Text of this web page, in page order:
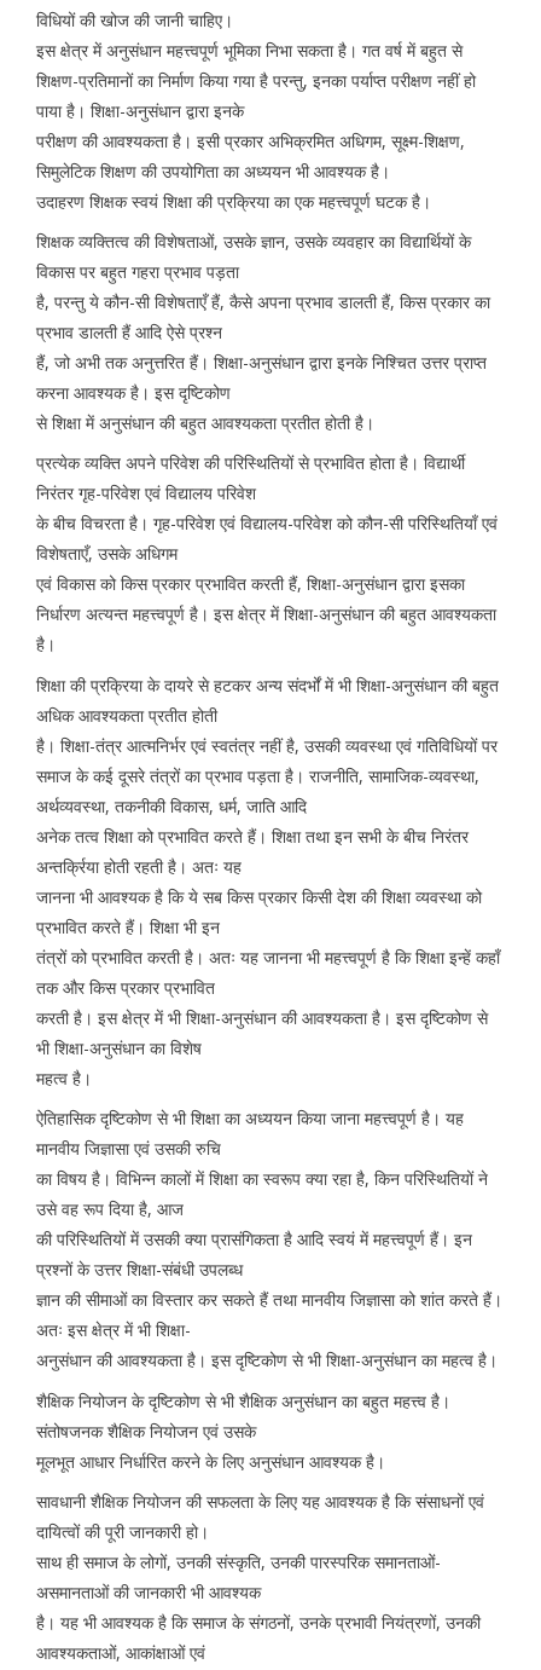
विधियों की खोज की जानी चाहिए।
इस क्षेत्र में अनुसंधान महत्त्वपूर्ण भूमिका निभा सकता है। गत वर्ष में बहुत से
शिक्षण-प्रतिमानों का निर्माण किया गया है परन्तु, इनका पर्याप्त परीक्षण नहीं हो
पाया है। शिक्षा-अनुसंधान द्वारा इनके
परीक्षण की आवश्यकता है। इसी प्रकार अभिक्रमित अधिगम, सूक्ष्म-शिक्षण,
सिमुलेटिक शिक्षण की उपयोगिता का अध्ययन भी आवश्यक है।
उदाहरण शिक्षक स्वयं शिक्षा की प्रक्रिया का एक महत्त्वपूर्ण घटक है।
शिक्षक व्यक्तित्व की विशेषताओं, उसके ज्ञान, उसके व्यवहार का विद्यार्थियों के
विकास पर बहुत गहरा प्रभाव पड़ता
है, परन्तु ये कौन-सी विशेषताएँ हैं, कैसे अपना प्रभाव डालती हैं, किस प्रकार का
प्रभाव डालती हैं आदि ऐसे प्रश्न
हैं, जो अभी तक अनुत्तरित हैं। शिक्षा-अनुसंधान द्वारा इनके निश्चित उत्तर प्राप्त
करना आवश्यक है। इस दृष्टिकोण
से शिक्षा में अनुसंधान की बहुत आवश्यकता प्रतीत होती है।
प्रत्येक व्यक्ति अपने परिवेश की परिस्थितियों से प्रभावित होता है। विद्यार्थी
निरंतर गृह-परिवेश एवं विद्यालय परिवेश
के बीच विचरता है। गृह-परिवेश एवं विद्यालय-परिवेश को कौन-सी परिस्थितियाँ एवं
विशेषताएँ, उसके अधिगम
एवं विकास को किस प्रकार प्रभावित करती हैं, शिक्षा-अनुसंधान द्वारा इसका
निर्धारण अत्यन्त महत्त्वपूर्ण है। इस क्षेत्र में शिक्षा-अनुसंधान की बहुत आवश्यकता
है।
शिक्षा की प्रक्रिया के दायरे से हटकर अन्य संदर्भों में भी शिक्षा-अनुसंधान की बहुत
अधिक आवश्यकता प्रतीत होती
है। शिक्षा-तंत्र आत्मनिर्भर एवं स्वतंत्र नहीं है, उसकी व्यवस्था एवं गतिविधियों पर
समाज के कई दूसरे तंत्रों का प्रभाव पड़ता है। राजनीति, सामाजिक-व्यवस्था,
अर्थव्यवस्था, तकनीकी विकास, धर्म, जाति आदि
अनेक तत्व शिक्षा को प्रभावित करते हैं। शिक्षा तथा इन सभी के बीच निरंतर
अन्तर्क्रिया होती रहती है। अतः यह
जानना भी आवश्यक है कि ये सब किस प्रकार किसी देश की शिक्षा व्यवस्था को
प्रभावित करते हैं। शिक्षा भी इन
तंत्रों को प्रभावित करती है। अतः यह जानना भी महत्त्वपूर्ण है कि शिक्षा इन्हें कहाँ
तक और किस प्रकार प्रभावित
करती है। इस क्षेत्र में भी शिक्षा-अनुसंधान की आवश्यकता है। इस दृष्टिकोण से
भी शिक्षा-अनुसंधान का विशेष
महत्व है।
ऐतिहासिक दृष्टिकोण से भी शिक्षा का अध्ययन किया जाना महत्त्वपूर्ण है। यह
मानवीय जिज्ञासा एवं उसकी रुचि
का विषय है। विभिन्न कालों में शिक्षा का स्वरूप क्या रहा है, किन परिस्थितियों ने
उसे वह रूप दिया है, आज
की परिस्थितियों में उसकी क्या प्रासंगिकता है आदि स्वयं में महत्त्वपूर्ण हैं। इन
प्रश्नों के उत्तर शिक्षा-संबंधी उपलब्ध
ज्ञान की सीमाओं का विस्तार कर सकते हैं तथा मानवीय जिज्ञासा को शांत करते हैं।
अतः इस क्षेत्र में भी शिक्षा-
अनुसंधान की आवश्यकता है। इस दृष्टिकोण से भी शिक्षा-अनुसंधान का महत्व है।
शैक्षिक नियोजन के दृष्टिकोण से भी शैक्षिक अनुसंधान का बहुत महत्त्व है।
संतोषजनक शैक्षिक नियोजन एवं उसके
मूलभूत आधार निर्धारित करने के लिए अनुसंधान आवश्यक है।
सावधानी शैक्षिक नियोजन की सफलता के लिए यह आवश्यक है कि संसाधनों एवं
दायित्वों की पूरी जानकारी हो।
साथ ही समाज के लोगों, उनकी संस्कृति, उनकी पारस्परिक समानताओं-
असमानताओं की जानकारी भी आवश्यक
है। यह भी आवश्यक है कि समाज के संगठनों, उनके प्रभावी नियंत्रणों, उनकी
आवश्यकताओं, आकांक्षाओं एवं